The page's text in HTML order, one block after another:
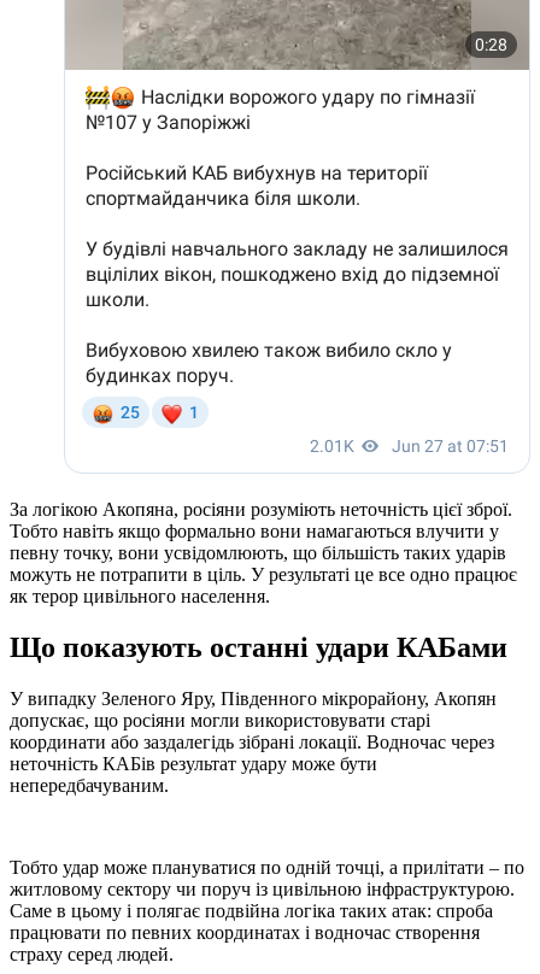
За логікою Акопяна, росіяни розуміють неточність цієї зброї.
Тобто навіть якщо формально вони намагаються влучити у
певну точку, вони усвідомлюють, що більшість таких ударів
можуть не потрапити в ціль. У результаті це все одно працює
як терор цивільного населення.
Що показують останні удари КАБами
У випадку Зеленого Яру, Південного мікрорайону, Акопян
допускає, що росіяни могли використовувати старі
координати або заздалегідь зібрані локації. Водночас через
неточність КАБів результат удару може бути
непередбачуваним.
Тобто удар може плануватися по одній точці, а прилітати – по
житловому сектору чи поруч із цивільною інфраструктурою.
Саме в цьому і полягає подвійна логіка таких атак: спроба
працювати по певних координатах і водночас створення
страху серед людей.